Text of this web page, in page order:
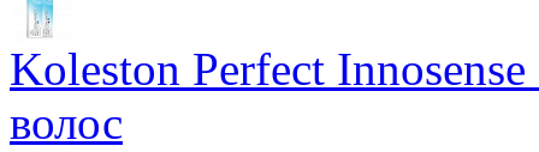
Koleston Perfect Innosense
волос